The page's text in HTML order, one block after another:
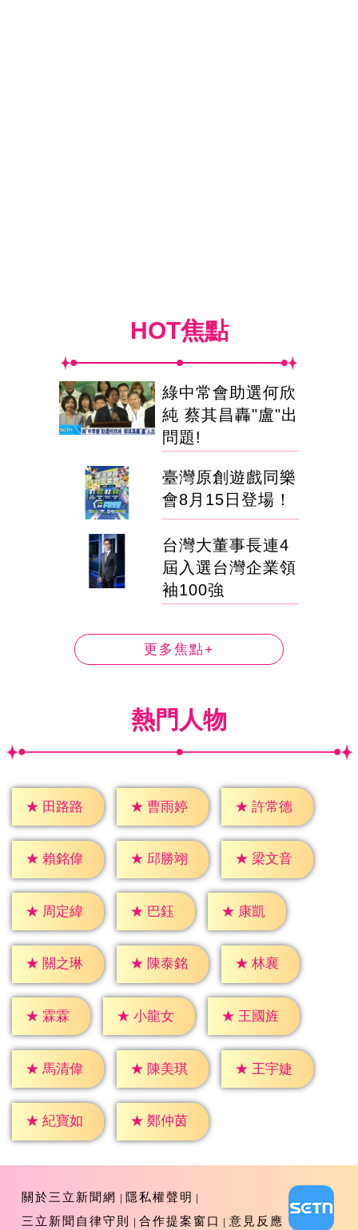
HOT焦點
綠中常會助選何欣
純 蔡其昌轟"盧"出
問題!
臺灣原創遊戲同樂
會8月15日登場！
台灣大董事長連4
屆入選台灣企業領
袖100強
更多焦點+
熱門人物
★ 田路路 ★ 曹雨婷 ★ 許常德
★ 賴銘偉 ★ 邱勝翊 ★ 梁文音
★ 周定緯 ★ 巴鈺 ★ 康凱
★ 關之琳 ★ 陳泰銘 ★ 林襄
★ 霖霖 ★ 小龍女 ★ 王國旌
★ 馬清偉 ★ 陳美琪 ★ 王宇婕
★ 紀寶如 ★ 鄭仲茵
關於三立新聞網
隱私權聲明
三立新聞自律守則
合作提案窗口 意見反應